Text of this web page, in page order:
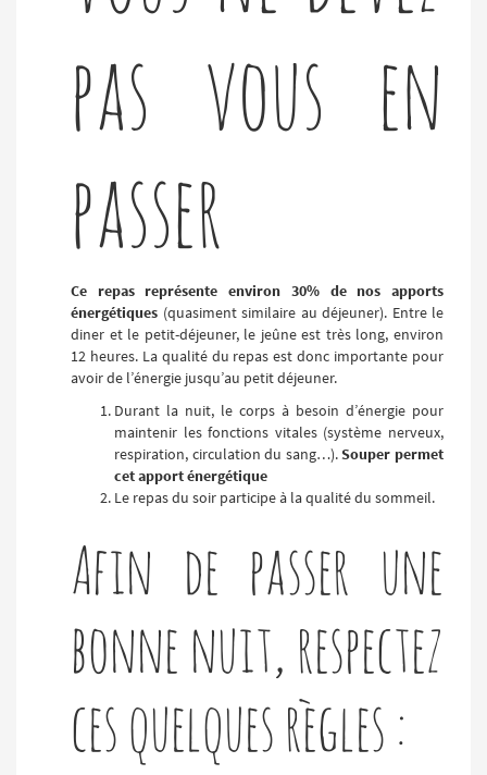
pas vous en
passer
Ce repas représente environ 30% de nos apports
énergétiques (quasiment similaire au déjeuner). Entre le
diner et le petit-déjeuner, le jeûne est très long, environ
12 heures. La qualité du repas est donc importante pour
avoir de l’énergie jusqu’au petit déjeuner.
Durant la nuit, le corps à besoin d’énergie pour
maintenir les fonctions vitales (système nerveux,
respiration, circulation du sang…). Souper permet
cet apport énergétique
Le repas du soir participe à la qualité du sommeil.
Afin de passer une
bonne nuit, respectez
ces quelques règles :